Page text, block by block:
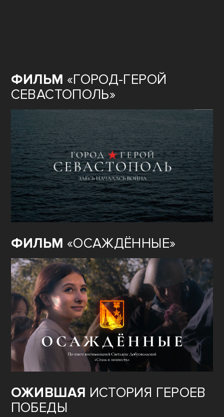
ФИЛЬМ «ГОРОД-ГЕРОЙ
СЕВАСТОПОЛЬ»
ФИЛЬМ «ОСАЖДЁННЫЕ»
ОЖИВШАЯ ИСТОРИЯ ГЕРОЕВ
ПОБЕДЫ